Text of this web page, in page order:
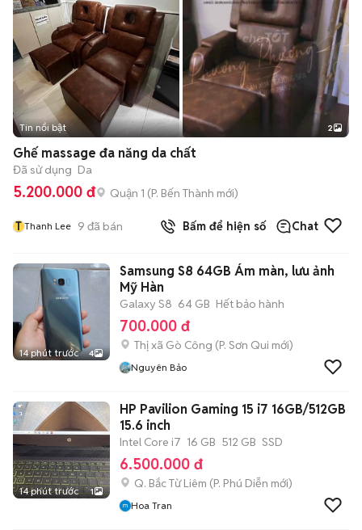
Tin nổi bật 2
Ghế massage đa năng da chất
Đã sử dụng Da
5.200.000 đ Quận 1 (P. Bến Thành mới)
T Thanh Lee 9 đã bán Bấm để hiện số Chat
14 phút trước 4
Samsung S8 64GB Ám màn, lưu ảnh
Mỹ Hàn
Galaxy S8 64 GB Hết bảo hành
700.000 đ
Thị xã Gò Công (P. Sơn Qui mới)
Nguyên Bảo
14 phút trước 1
HP Pavilion Gaming 15 i7 16GB/512GB
15.6 inch
Intel Core i7 16 GB 512 GB SSD
6.500.000 đ
Q. Bắc Từ Liêm (P. Phú Diễn mới)
Hoa Tran